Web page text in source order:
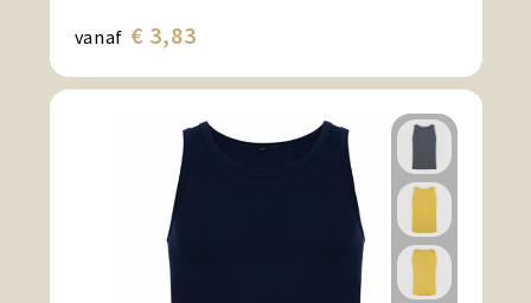
vanaf € 3,83